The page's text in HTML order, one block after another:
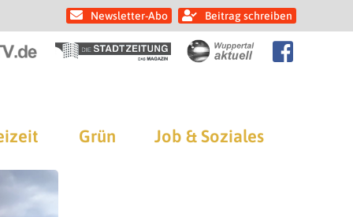
Newsletter-Abo Beitrag schreiben
Grün Job & Soziales